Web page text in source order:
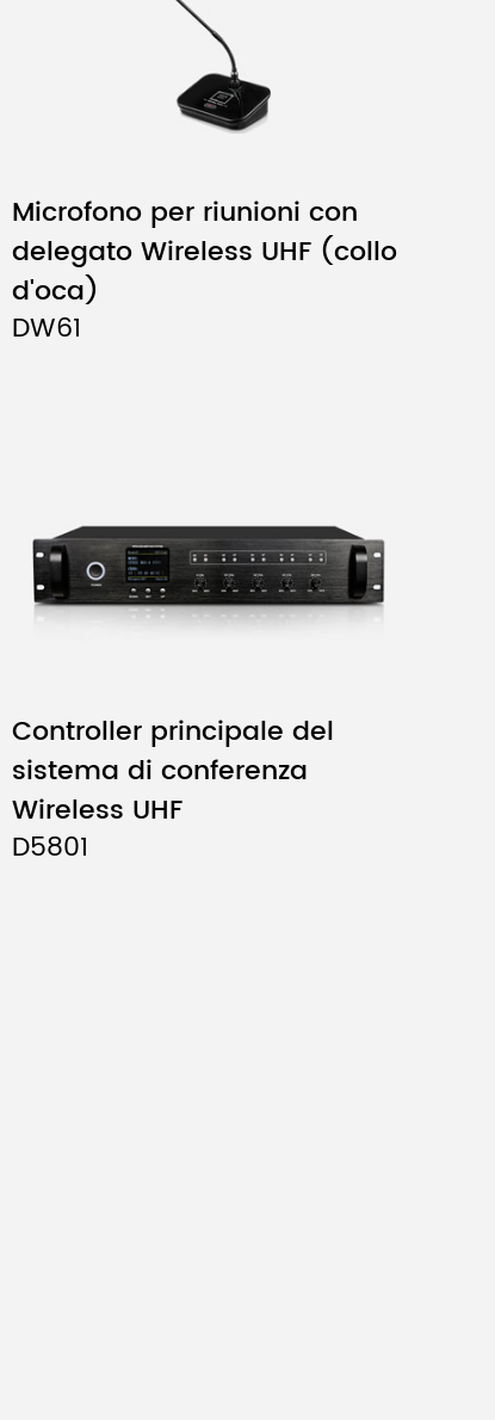
Microfono per riunioni con
delegato Wireless UHF (collo
d'oca)
DW61
Controller principale del
sistema di conferenza
Wireless UHF
D5801